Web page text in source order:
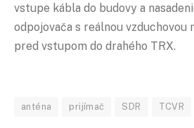
vstupe kábla do budovy a
odpojovača s reálnou vzduchovou
pred vstupom do drahého TRX.
anténa prijímač SDR TCVR